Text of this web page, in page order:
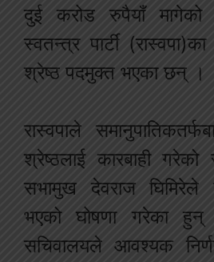
दुई करोड रुपैयाँ मागेको
स्वतन्त्र पार्टी
श्रेष्ठ पदमुक्त भएका छन् ।
रास्वपाले
श्रेष्ठलाई कारबाही
सभामुख देवराज
भएको घोषणा गरेका
सचिवालयले आवश्यक